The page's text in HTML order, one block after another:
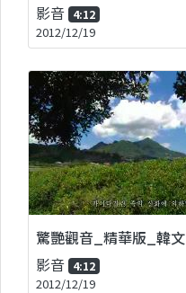
影音 4:12
2012/12/19
驚艷觀音_精華版_韓文
影音 4:12
2012/12/19